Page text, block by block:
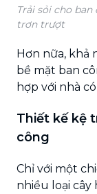
Trải sỏi cho
trơn trượt
Hơn nữa, khả
bề mặt ban
hợp với nhà
Thiết kế kệ
công
Chỉ với một
nhiều loại